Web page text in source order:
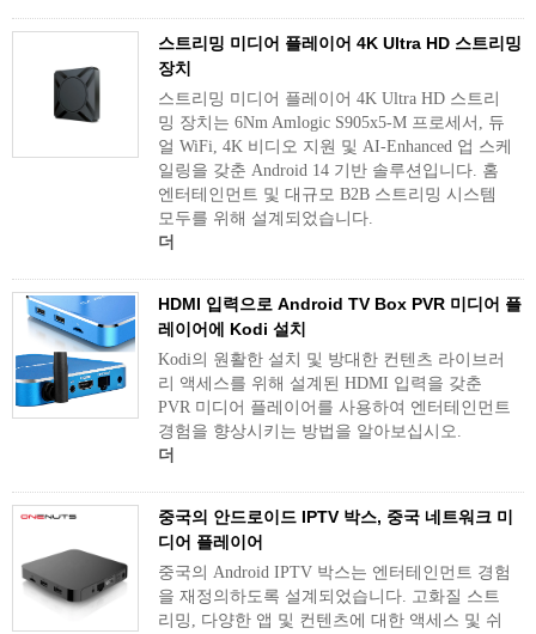
스트리밍 미디어 플레이어 4K Ultra HD 스트리밍
장치
스트리밍 미디어 플레이어 4K Ultra HD 스트리
밍 장치는 6Nm Amlogic S905x5-M 프로세서, 듀
얼 WiFi, 4K 비디오 지원 및 AI-Enhanced 업 스케
일링을 갖춘 Android 14 기반 솔루션입니다. 홈
엔터테인먼트 및 대규모 B2B 스트리밍 시스템
모두를 위해 설계되었습니다.
더
HDMI 입력으로 Android TV Box PVR 미디어 플
레이어에 Kodi 설치
Kodi의 원활한 설치 및 방대한 컨텐츠 라이브러
리 액세스를 위해 설계된 HDMI 입력을 갖춘
PVR 미디어 플레이어를 사용하여 엔터테인먼트
경험을 향상시키는 방법을 알아보십시오.
더
중국의 안드로이드 IPTV 박스, 중국 네트워크 미
디어 플레이어
중국의 Android IPTV 박스는 엔터테인먼트 경험
을 재정의하도록 설계되었습니다. 고화질 스트
리밍, 다양한 앱 및 컨텐츠에 대한 액세스 및 쉬